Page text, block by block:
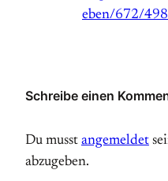
eben/672/
Schreibe einen
Du musst angemeldet
abzugeben.